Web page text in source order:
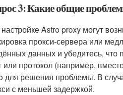
3: Какие общие
Astro proxy могут
прокси-сервера или
данных и убедитесь, что
или протокол (например,
для решения проблемы. В
с меньшей задержкой.